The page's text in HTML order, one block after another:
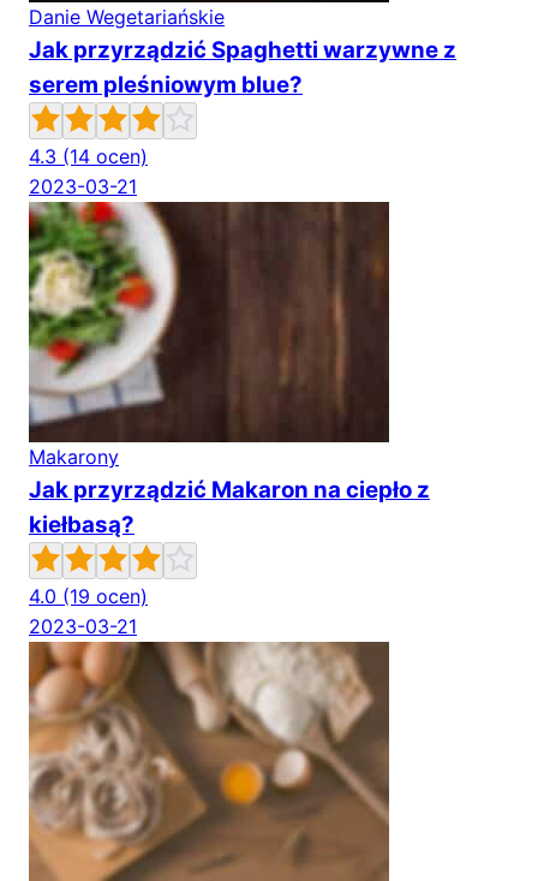
Danie Wegetariańskie
Jak przyrządzić Spaghetti warzywne z
serem pleśniowym blue?
4.3 (14 ocen)
2023-03-21
Makarony
Jak przyrządzić Makaron na ciepło z
kiełbasą?
4.0 (19 ocen)
2023-03-21